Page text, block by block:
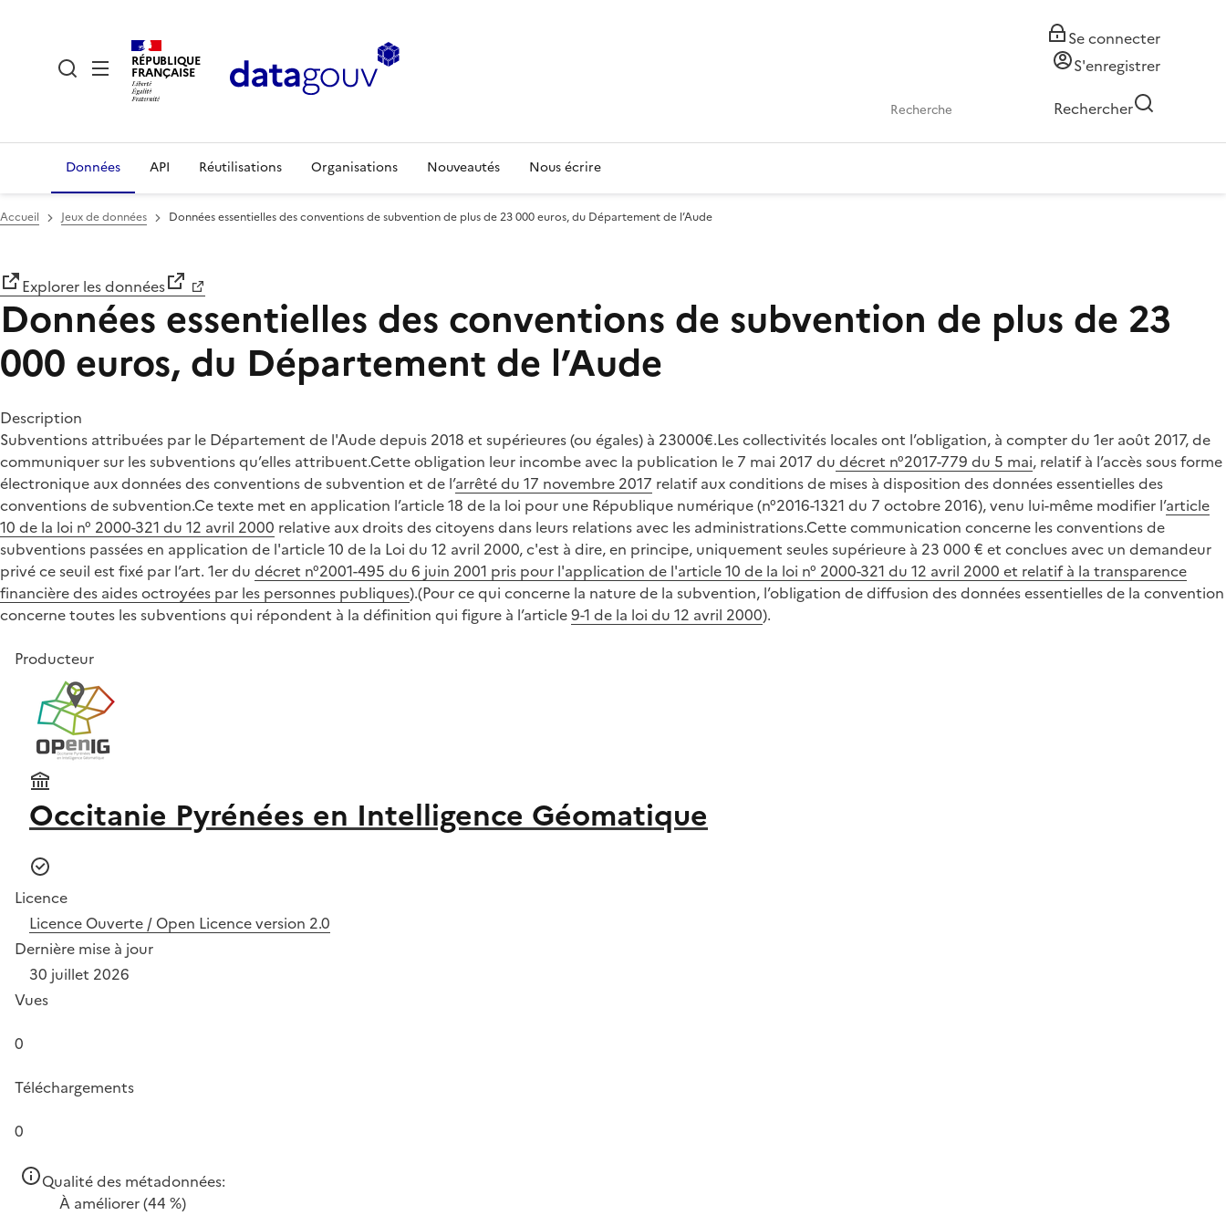
RÉPUBLIQUE
FRANÇAISE
Se connecter
S'enregistrer
Rechercher
Données API Réutilisations Organisations Nouveautés Nous écrire
Accueil Jeux de données Données essentielles des conventions de subvention de plus de 23 000 euros, du Département de l’Aude
Explorer les données
Données essentielles des conventions de subvention de plus de 23
000 euros, du Département de l’Aude
Description
Subventions attribuées par le Département de l'Aude depuis 2018 et supérieures (ou égales) à 23000€.Les collectivités locales ont l’obligation, à compter du 1er août 2017, de
communiquer sur les subventions qu’elles attribuent.Cette obligation leur incombe avec la publication le 7 mai 2017 du décret n°2017-779 du 5 mai, relatif à l’accès sous forme
électronique aux données des conventions de subvention et de l’arrêté du 17 novembre 2017 relatif aux conditions de mises à disposition des données essentielles des
conventions de subvention.Ce texte met en application l’article 18 de la loi pour une République numérique (n°2016-1321 du 7 octobre 2016), venu lui-même modifier l’article
10 de la loi n° 2000-321 du 12 avril 2000 relative aux droits des citoyens dans leurs relations avec les administrations.Cette communication concerne les conventions de
subventions passées en application de l'article 10 de la Loi du 12 avril 2000, c'est à dire, en principe, uniquement seules supérieure à 23 000 € et conclues avec un demandeur
privé ce seuil est fixé par l’art. 1er du décret n°2001-495 du 6 juin 2001 pris pour l'application de l'article 10 de la loi n° 2000-321 du 12 avril 2000 et relatif à la transparence
financière des aides octroyées par les personnes publiques).(Pour ce qui concerne la nature de la subvention, l’obligation de diffusion des données essentielles de la convention
concerne toutes les subventions qui répondent à la définition qui figure à l’article9-1 de la loi du 12 avril 2000).
Producteur
Occitanie Pyrénées en Intelligence Géomatique
Licence
Licence Ouverte / Open Licence version 2.0
Dernière mise à jour
30 juillet 2026
Vues
0
Téléchargements
0
Qualité des métadonnées:
À améliorer(44 %)